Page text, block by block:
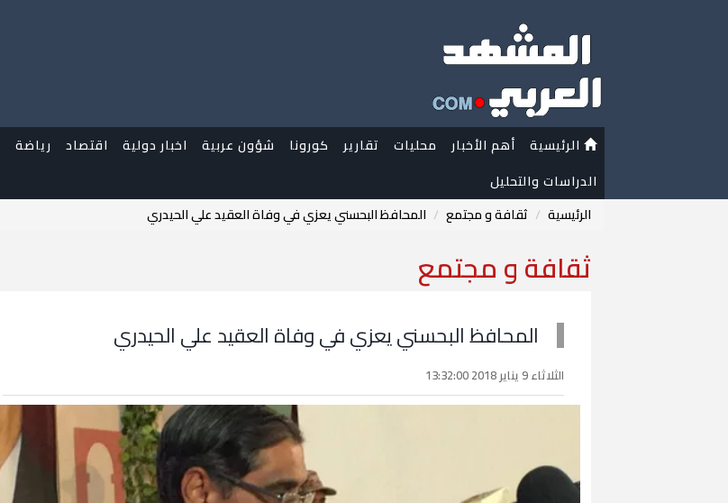
الرئيسية أهم الأخبار محليات تقارير كورونا شؤون عربية اخبار دولية اقتصاد رياضة
الدراسات والتحليل
الرئيسية
ثقافة و مجتمع المحافظ البحسني يعزي في وفاة العقيد علي الحيدري
ثقافة و مجتمع
المحافظ البحسني يعزي في وفاة العقيد علي الحيدري
الثلاثاء 9 يناير 2018 13:32:00